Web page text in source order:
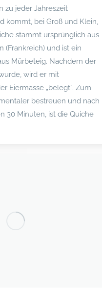
zu jeder Jahreszeit
kommt, bei Groß und Klein,
stammt ursprünglich aus
(Frankreich) und ist ein
Mürbeteig. Nachdem der
wird er mit
Eiermasse „belegt“. Zum
bestreuen und nach
30 Minuten, ist die Quiche